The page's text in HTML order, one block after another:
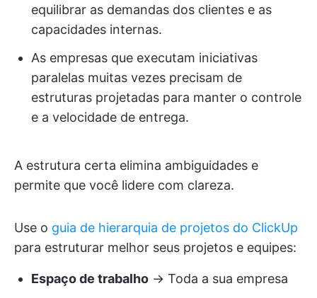
equilibrar as demandas dos clientes e as
capacidades internas.
As empresas que executam iniciativas
paralelas muitas vezes precisam de
estruturas projetadas para manter o controle
e a velocidade de entrega.
A estrutura certa elimina ambiguidades e
permite que você lidere com clareza.
Use o guia de hierarquia de projetos do ClickUp
para estruturar melhor seus projetos e equipes:
Espaço de trabalho → Toda a sua empresa